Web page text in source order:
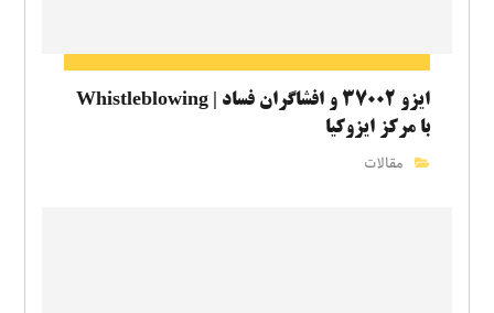
ایزو ۳۷۰۰۲ و افشاگران فساد | Whistleblowing
با مرکز ایزوکیا
مقالات